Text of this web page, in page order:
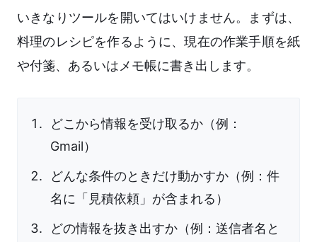
いきなりツールを開いてはいけません。まずは、
料理のレシピを作るように、現在の作業手順を紙
や付箋、あるいはメモ帳に書き出します。
どこから情報を受け取るか（例：
Gmail）
どんな条件のときだけ動かすか（例：件
名に「見積依頼」が含まれる）
どの情報を抜き出すか（例：送信者名と